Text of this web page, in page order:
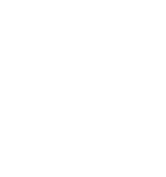
Mercedes-Benz
keys, original manuals,
for an SLK in impeccable
in the short term.